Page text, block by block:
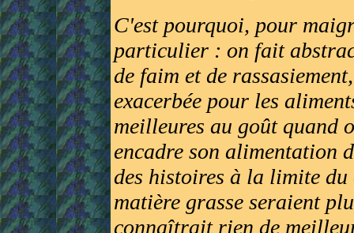
C'est pourquoi, pour
particulier : on fait
de faim et de
exacerbée pour les
meilleures au goût quand
encadre son alimentation
des histoires à la limite
matière grasse seraient
connaîtrait rien de